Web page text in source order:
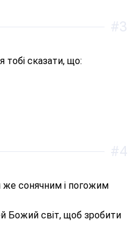
тобі сказати, що:
#3
же сонячним і погожим
Божий світ, щоб зробити
#4